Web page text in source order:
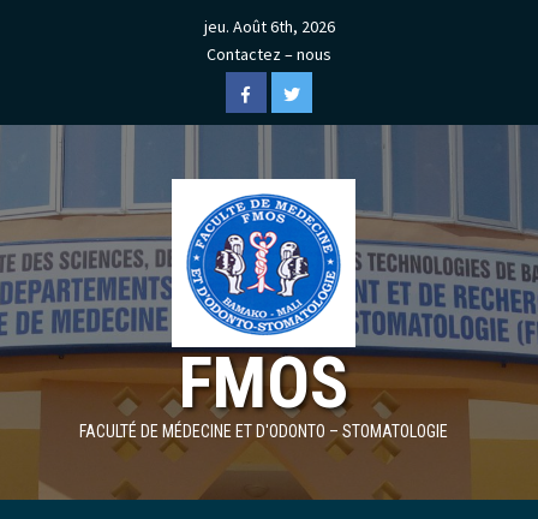
jeu. Août 6th, 2026
Contactez – nous
FacebookTwitter
FMOS
FACULTÉ DE MÉDECINE ET D'ODONTO – STOMATOLOGIE